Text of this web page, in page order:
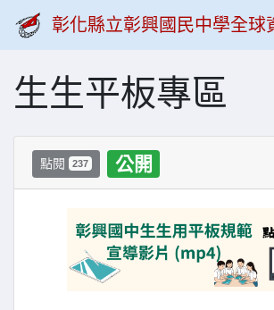
彰化縣立彰興國民中學全球
生生平板專區
點閱 237 公開